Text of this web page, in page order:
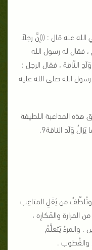
أنس رضي الله عنه قال : ((إنَّ رجلاً
فقال له رسول الله
على وَلَدِ النّاقة ، فقال الرجل :
رسول الله صلى الله عليه
المداعبة اللطيفة
وَلَد الناقة9.
، وتُلطِّفُ من ثِقَلِ المتاعِب
المرارة والمَكارِه ،
والمرءُ يَتعلَّمُ
والقُطوب .